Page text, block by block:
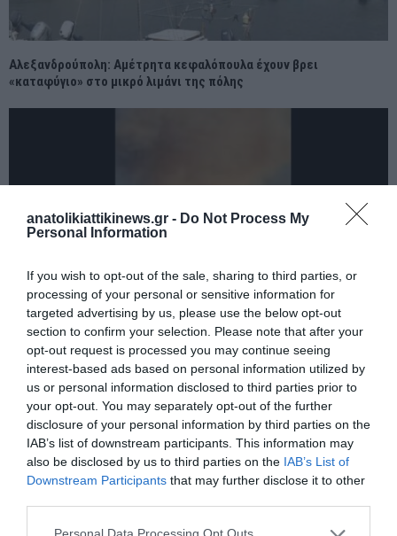
anatolikiattikinews.gr - Do Not Process My
Personal Information
If you wish to opt-out of the sale, sharing to third parties, or
processing of your personal or sensitive information for
targeted advertising by us, please use the below opt-out
section to confirm your selection. Please note that after your
opt-out request is processed you may continue seeing
interest-based ads based on personal information utilized by
us or personal information disclosed to third parties prior to
your opt-out. You may separately opt-out of the further
disclosure of your personal information by third parties on the
IAB’s list of downstream participants. This information may
also be disclosed by us to third parties on the IAB’s List of
Downstream Participants that may further disclose it to other
Αλεξανδρούπολη: Αμέτρητα κεφαλόπουλα έχουν βρει
«καταφύγιο» στο μικρό λιμάνι της πόλης
Ισπανία: 5 νεκροί και 4 τραυματίες μετά από έκρηξη σε ορυχείο